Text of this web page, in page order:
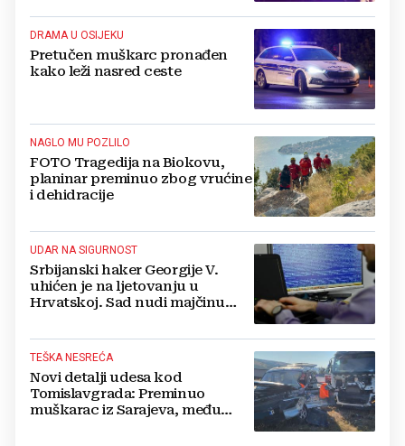
DRAMA U OSIJEKU
Pretučen muškarc pronađen
kako leži nasred ceste
NAGLO MU POZLILO
FOTO Tragedija na Biokovu,
planinar preminuo zbog vrućine
i dehidracije
UDAR NA SIGURNOST
Srbijanski haker Georgije V.
uhićen je na ljetovanju u
Hrvatskoj. Sad nudi majčinu
TEŠKA NESREĆA
Novi detalji udesa kod
Tomislavgrada: Preminuo
muškarac iz Sarajeva, među